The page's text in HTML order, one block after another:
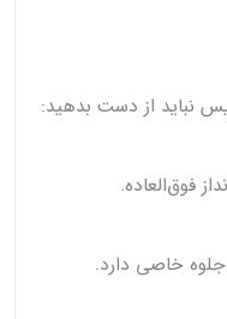
نباید از دست بدهید:
فوق‌العاده.
خاصی دارد.